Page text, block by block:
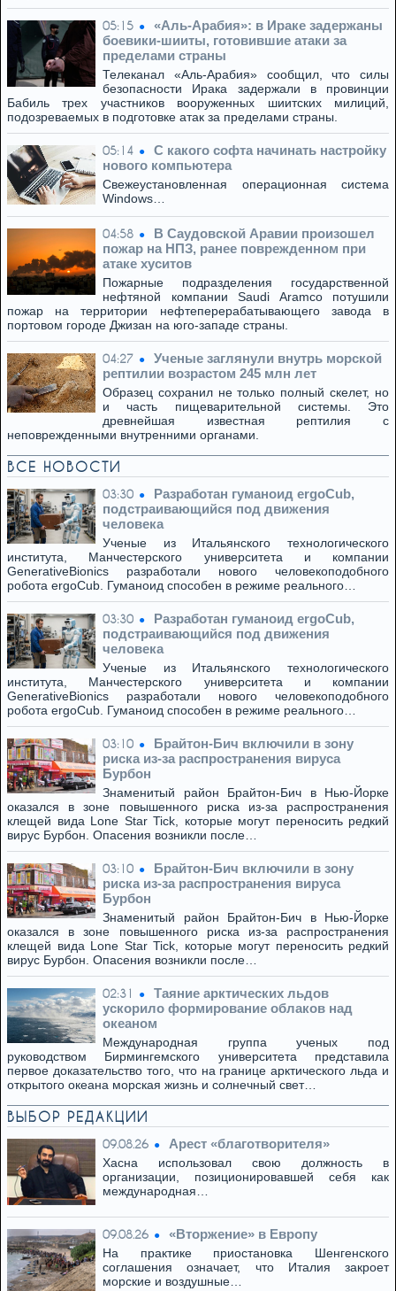
05:15
«Аль-Арабия»: в Ираке задержаны
боевики-шииты, готовившие атаки за
пределами страны
Телеканал «Аль-Арабия» сообщил, что силы
безопасности Ирака задержали в провинции
Бабиль трех участников вооруженных шиитских милиций,
подозреваемых в подготовке атак за пределами страны.
05:14
С какого софта начинать настройку
нового компьютера
Свежеустановленная операционная система
Windows…
04:58
В Саудовской Аравии произошел
пожар на НПЗ, ранее поврежденном при
атаке хуситов
Пожарные подразделения государственной
нефтяной компании Saudi Aramco потушили
пожар на территории нефтеперерабатывающего завода в
портовом городе Джизан на юго-западе страны.
04:27
Ученые заглянули внутрь морской
рептилии возрастом 245 млн лет
Образец сохранил не только полный скелет, но
и часть пищеварительной системы. Это
древнейшая известная рептилия с
неповрежденными внутренними органами.
ВСЕ НОВОСТИ
03:30
Разработан гуманоид ergoCub,
подстраивающийся под движения
человека
Ученые из Итальянского технологического
института, Манчестерского университета и компании
GenerativeBionics разработали нового человекоподобного
робота ergoCub. Гуманоид способен в режиме реального…
03:30
Разработан гуманоид ergoCub,
подстраивающийся под движения
человека
Ученые из Итальянского технологического
института, Манчестерского университета и компании
GenerativeBionics разработали нового человекоподобного
робота ergoCub. Гуманоид способен в режиме реального…
03:10
Брайтон-Бич включили в зону
риска из-за распространения вируса
Бурбон
Знаменитый район Брайтон-Бич в Нью-Йорке
оказался в зоне повышенного риска из-за распространения
клещей вида Lone Star Tick, которые могут переносить редкий
вирус Бурбон. Опасения возникли после…
03:10
Брайтон-Бич включили в зону
риска из-за распространения вируса
Бурбон
Знаменитый район Брайтон-Бич в Нью-Йорке
оказался в зоне повышенного риска из-за распространения
клещей вида Lone Star Tick, которые могут переносить редкий
вирус Бурбон. Опасения возникли после…
02:31
Таяние арктических льдов
ускорило формирование облаков над
океаном
Международная группа ученых под
руководством Бирмингемского университета представила
первое доказательство того, что на границе арктического льда и
открытого океана морская жизнь и солнечный свет…
ВЫБОР РЕДАКЦИИ
09.08.26 Арест «благотворителя»
Хасна использовал свою должность в
организации, позиционировавшей себя как
международная…
09.08.26 «Вторжение» в Европу
На практике приостановка Шенгенского
соглашения означает, что Италия закроет
морские и воздушные…